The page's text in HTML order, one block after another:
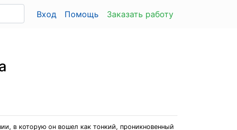
Вход Помощь Заказать работу
в которую он вошел как тонкий, проникновенный